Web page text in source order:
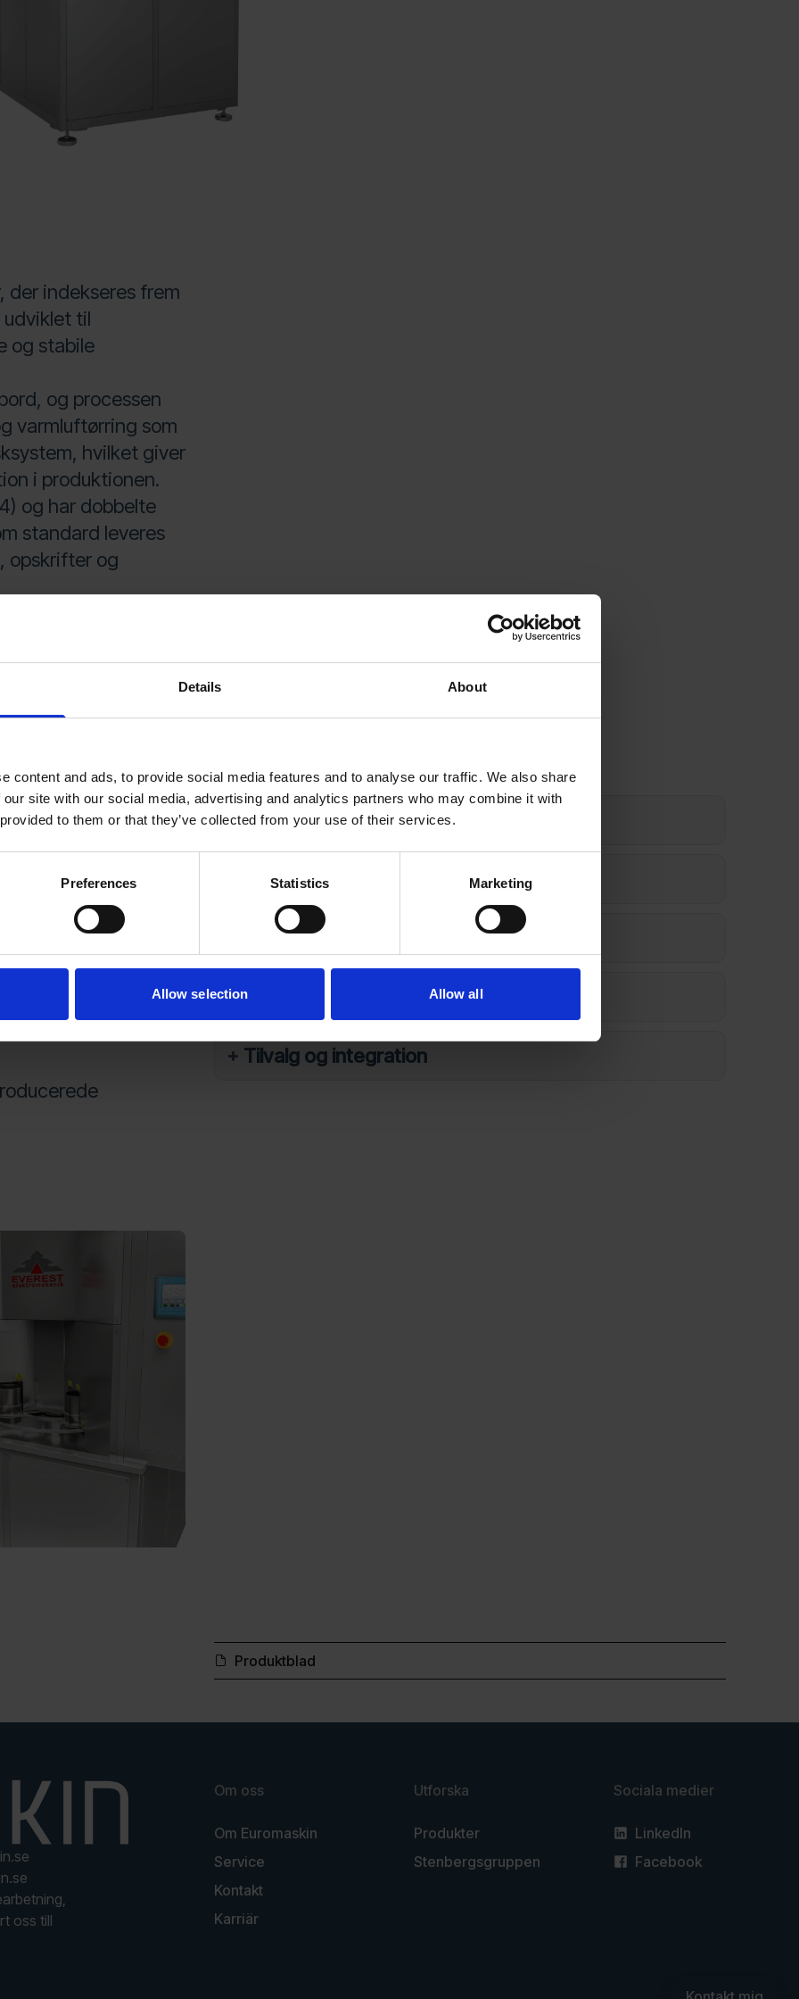
Details About
content and ads, to provide social media features and to analyse our traffic. We also share
site with our social media, advertising and analytics partners who may combine it with
to them or that they’ve collected from your use of their services.
Preferences Statistics Marketing
Allow selection Allow all
der indekseres frem
til
og stabile
og processen
varmluftørring som
hvilket giver
i produktionen.
og har dobbelte
standard leveres
opskrifter og
eller
indlæsning og
af operatør kan
afhængigt af emne
vasksystem
fixturer for stabilt
drift
emner
til indlæsning og
Teknisk information
Typiske applikationer
Proces og funktion
Maskinkonstruktion
Modeller og kapacitet
Tilvalg og integration
Produktblad
oss till
Om oss
Om Euromaskin
Service
Kontakt
Karriär
Utforska
Produkter
Stenbergsgruppen
Sociala medier
LinkedIn
Facebook